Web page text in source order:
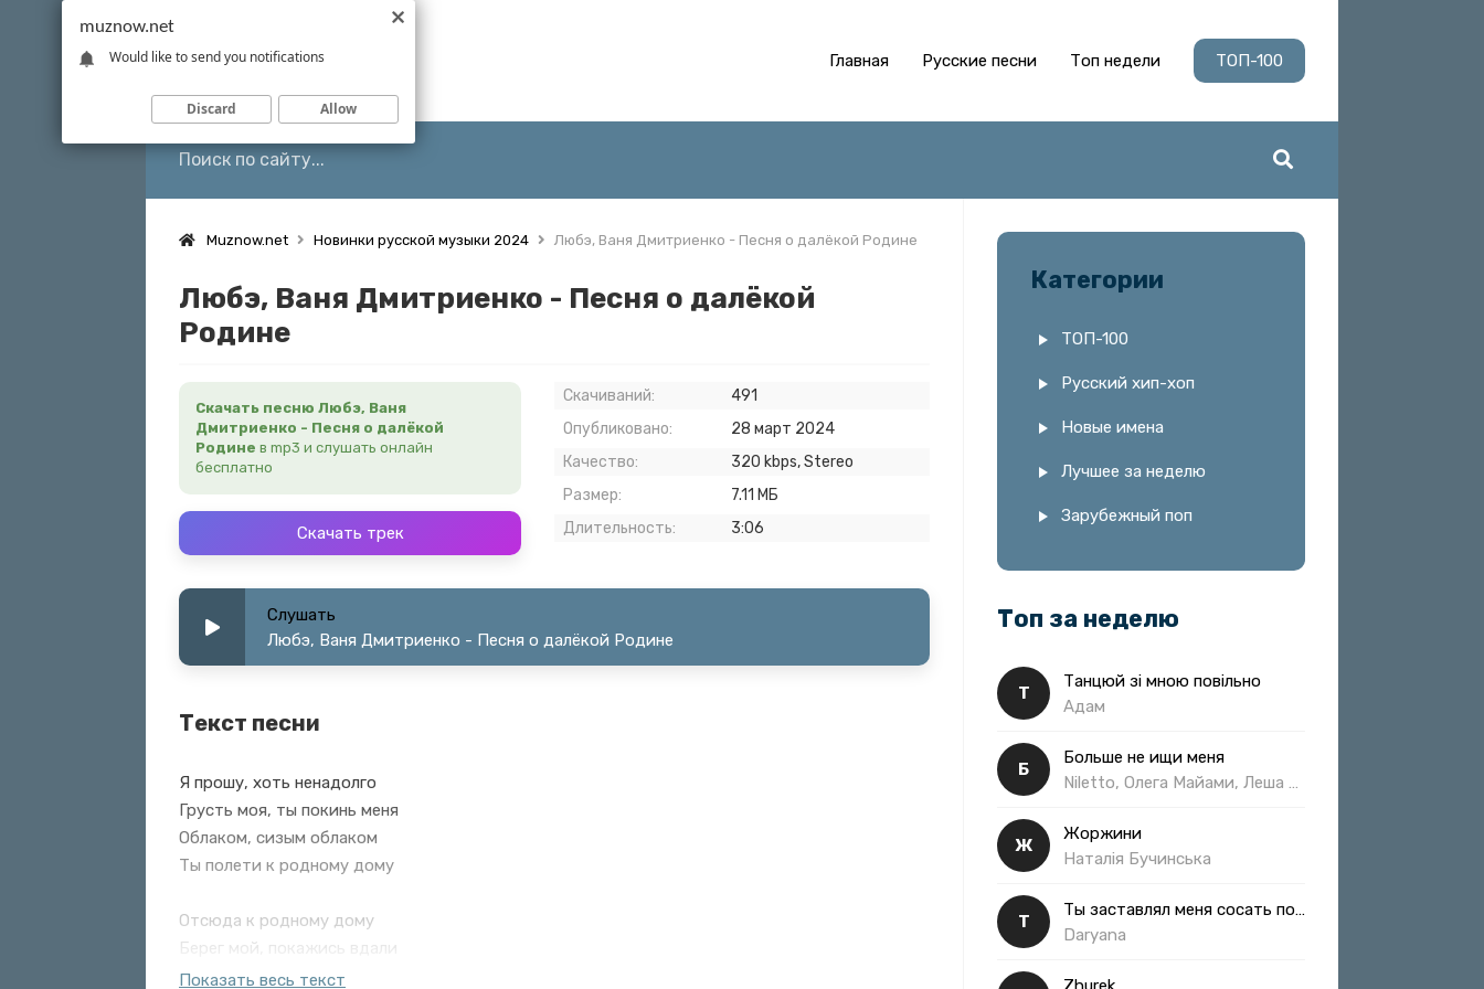
Главная Русские песни Топ недели ТОП-100
Muznow.net Новинки русской музыки 2024 Любэ, Ваня Дмитриенко - Песня о далёкой Родине
Любэ, Ваня Дмитриенко - Песня о далёкой
Родине
Скачать песню Любэ, Ваня
Дмитриенко - Песня о далёкой
Родине в mp3 и слушать онлайн
бесплатно
Скачать трек
Скачиваний:
491
Опубликовано:
28 март 2024
Качество:
320 kbps, Stereo
Размер:
7.11 МБ
Длительность:
3:06
Слушать
Любэ, Ваня Дмитриенко - Песня о далёкой Родине
Текст песни
Я прошу, хоть ненадолго
Грусть моя, ты покинь меня
Облаком, сизым облаком
Ты полети к родному дому
Отсюда к родному дому
Берег мой, покажись вдали
Краешком, тонкой линией
Показать весь текст
Категории
ТОП-100
Русский хип-хоп
Новые имена
Лучшее за неделю
Зарубежный поп
Топ за неделю
Т
Танцюй зі мною повільно
Адам
Б
Больше не ищи меня
Ж
Жоржини
Наталія Бучинська
Т
Ты заставлял меня сосать полная
Daryana
muznow.net
Would like to send you notifications
Discard Allow